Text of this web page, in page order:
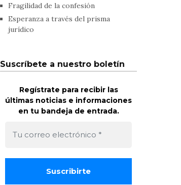
Fragilidad de la confesión
Esperanza a través del prisma
jurídico
Suscríbete a nuestro boletín
Regístrate para recibir las
últimas noticias e informaciones
en tu bandeja de entrada.